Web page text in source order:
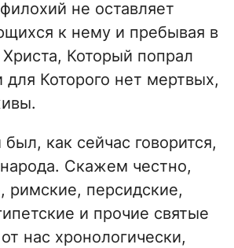
не оставляет
к нему и пребывая в
Который попрал
для Которого нет мертвых,
как сейчас говорится,
Скажем честно,
римские, персидские,
и прочие святые
нас хронологически,